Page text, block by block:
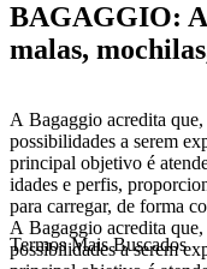
BAGAGGIO:
malas,
A Bagaggio acredita que,
possibilidades a serem
principal objetivo é
idades e perfis,
para carregar, de forma
A Bagaggio acredita que,
possibilidades a serem
Termos Mais Buscados